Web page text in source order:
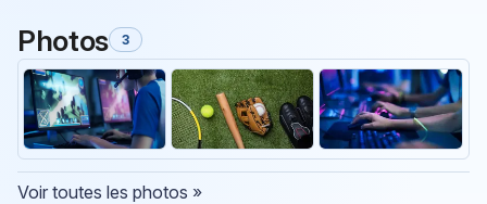
Photos 3
Voir toutes les photos »